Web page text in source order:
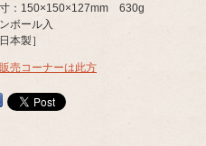
：150×150×127mm 630g
ボール入
日本製］
販売コーナーは此方